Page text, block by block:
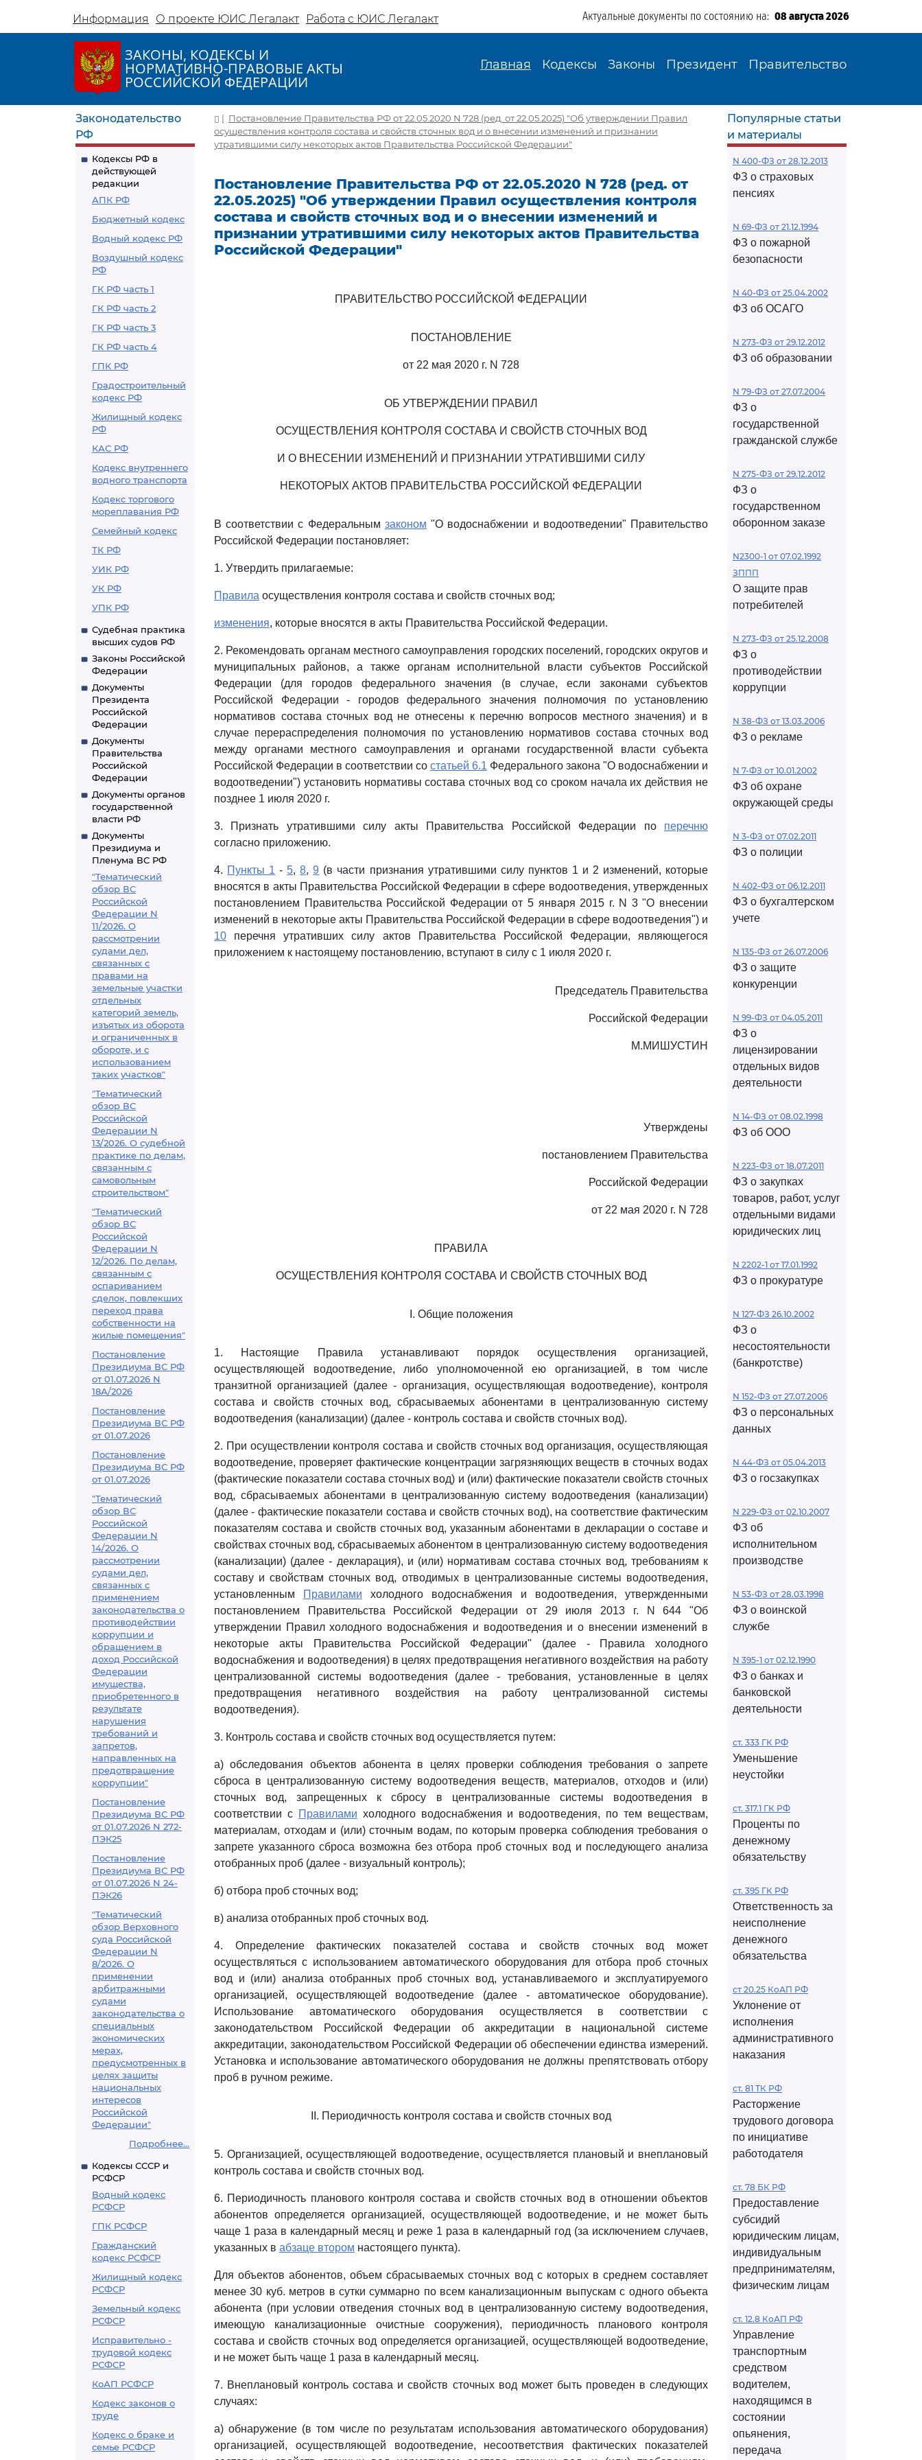
Информация О проекте ЮИС Легалакт Работа с ЮИС Легалакт Актуальные документы по состоянию на: 08 августа 2026
ЗАКОНЫ, КОДЕКСЫ И
НОРМАТИВНО-ПРАВОВЫЕ АКТЫ
РОССИЙСКОЙ ФЕДЕРАЦИИ
Главная Кодексы Законы Президент Правительство
Законодательство
РФ
Кодексы РФ в
действующей
редакции
АПК РФ
Бюджетный кодекс
Водный кодекс РФ
Воздушный кодекс
РФ
ГК РФ часть 1
ГК РФ часть 2
ГК РФ часть 3
ГК РФ часть 4
ГПК РФ
Градостроительный
кодекс РФ
Жилищный кодекс
РФ
КАС РФ
Кодекс внутреннего
водного транспорта
Кодекс торгового
мореплавания РФ
Семейный кодекс
ТК РФ
УИК РФ
УК РФ
УПК РФ
Судебная практика
высших судов РФ
Законы Российской
Федерации
Документы
Президента
Российской
Федерации
Документы
Правительства
Российской
Федерации
Документы органов
государственной
власти РФ
Документы
Президиума и
Пленума ВС РФ
"Тематический
обзор ВС
Российской
Федерации N
11/2026. О
рассмотрении
судами дел,
связанных с
правами на
земельные участки
отдельных
категорий земель,
изъятых из оборота
и ограниченных в
обороте, и с
использованием
таких участков"
"Тематический
обзор ВС
Российской
Федерации N
13/2026. О судебной
практике по делам,
связанным с
самовольным
строительством"
"Тематический
обзор ВС
Российской
Федерации N
12/2026. По делам,
связанным с
оспариванием
сделок, повлекших
переход права
собственности на
жилые помещения"
Постановление
Президиума ВС РФ
от 01.07.2026 N
18А/2026
Постановление
Президиума ВС РФ
от 01.07.2026
Постановление
Президиума ВС РФ
от 01.07.2026
"Тематический
обзор ВС
Российской
Федерации N
14/2026. О
рассмотрении
судами дел,
связанных с
применением
законодательства о
противодействии
коррупции и
обращением в
доход Российской
Федерации
имущества,
приобретенного в
результате
нарушения
требований и
запретов,
направленных на
предотвращение
коррупции"
Постановление
Президиума ВС РФ
от 01.07.2026 N 272-
ПЭК25
Постановление
Президиума ВС РФ
от 01.07.2026 N 24-
ПЭК26
"Тематический
обзор Верховного
суда Российской
Федерации N
8/2026. О
применении
арбитражными
судами
законодательства о
специальных
экономических
мерах,
предусмотренных в
целях защиты
национальных
интересов
Российской
Федерации"
Подробнее...
Кодексы СССР и
РСФСР
Водный кодекс
РСФСР
ГПК РСФСР
Гражданский
кодекс РСФСР
Жилищный кодекс
РСФСР
Земельный кодекс
РСФСР
Исправительно -
трудовой кодекс
РСФСР
КоАП РСФСР
Кодекс законов о
труде
Кодекс о браке и
семье РСФСР
| Постановление Правительства РФ от 22.05.2020 N 728 (ред. от 22.05.2025) "Об утверждении Правил
осуществления контроля состава и свойств сточных вод и о внесении изменений и признании
утратившими силу некоторых актов Правительства Российской Федерации"
Постановление Правительства РФ от 22.05.2020 N 728 (ред. от
22.05.2025) "Об утверждении Правил осуществления контроля
состава и свойств сточных вод и о внесении изменений и
признании утратившими силу некоторых актов Правительства
Российской Федерации"
ПРАВИТЕЛЬСТВО РОССИЙСКОЙ ФЕДЕРАЦИИ
ПОСТАНОВЛЕНИЕ
от 22 мая 2020 г. N 728
ОБ УТВЕРЖДЕНИИ ПРАВИЛ
ОСУЩЕСТВЛЕНИЯ КОНТРОЛЯ СОСТАВА И СВОЙСТВ СТОЧНЫХ ВОД
И О ВНЕСЕНИИ ИЗМЕНЕНИЙ И ПРИЗНАНИИ УТРАТИВШИМИ СИЛУ
НЕКОТОРЫХ АКТОВ ПРАВИТЕЛЬСТВА РОССИЙСКОЙ ФЕДЕРАЦИИ
В соответствии с Федеральным законом "О водоснабжении и водоотведении" Правительство
Российской Федерации постановляет:
1. Утвердить прилагаемые:
Правила осуществления контроля состава и свойств сточных вод;
изменения, которые вносятся в акты Правительства Российской Федерации.
2. Рекомендовать органам местного самоуправления городских поселений, городских округов и
муниципальных районов, а также органам исполнительной власти субъектов Российской
Федерации (для городов федерального значения (в случае, если законами субъектов
Российской Федерации - городов федерального значения полномочия по установлению
нормативов состава сточных вод не отнесены к перечню вопросов местного значения) и в
случае перераспределения полномочия по установлению нормативов состава сточных вод
между органами местного самоуправления и органами государственной власти субъекта
Российской Федерации в соответствии со статьей 6.1 Федерального закона "О водоснабжении и
водоотведении") установить нормативы состава сточных вод со сроком начала их действия не
позднее 1 июля 2020 г.
3. Признать утратившими силу акты Правительства Российской Федерации по перечню
согласно приложению.
4. Пункты 1 - 5,8,9 (в части признания утратившими силу пунктов 1 и 2 изменений, которые
вносятся в акты Правительства Российской Федерации в сфере водоотведения, утвержденных
постановлением Правительства Российской Федерации от 5 января 2015 г. N 3 "О внесении
изменений в некоторые акты Правительства Российской Федерации в сфере водоотведения") и
10 перечня утративших силу актов Правительства Российской Федерации, являющегося
приложением к настоящему постановлению, вступают в силу с 1 июля 2020 г.
Председатель Правительства
Российской Федерации
М.МИШУСТИН
Утверждены
постановлением Правительства
Российской Федерации
от 22 мая 2020 г. N 728
ПРАВИЛА
ОСУЩЕСТВЛЕНИЯ КОНТРОЛЯ СОСТАВА И СВОЙСТВ СТОЧНЫХ ВОД
I. Общие положения
1. Настоящие Правила устанавливают порядок осуществления организацией,
осуществляющей водоотведение, либо уполномоченной ею организацией, в том числе
транзитной организацией (далее - организация, осуществляющая водоотведение), контроля
состава и свойств сточных вод, сбрасываемых абонентами в централизованную систему
водоотведения (канализации) (далее - контроль состава и свойств сточных вод).
2. При осуществлении контроля состава и свойств сточных вод организация, осуществляющая
водоотведение, проверяет фактические концентрации загрязняющих веществ в сточных водах
(фактические показатели состава сточных вод) и (или) фактические показатели свойств сточных
вод, сбрасываемых абонентами в централизованную систему водоотведения (канализации)
(далее - фактические показатели состава и свойств сточных вод), на соответствие фактическим
показателям состава и свойств сточных вод, указанным абонентами в декларации о составе и
свойствах сточных вод, сбрасываемых абонентом в централизованную систему водоотведения
(канализации) (далее - декларация), и (или) нормативам состава сточных вод, требованиям к
составу и свойствам сточных вод, отводимых в централизованные системы водоотведения,
установленным
Правилами холодного водоснабжения и водоотведения, утвержденными
постановлением Правительства Российской Федерации от 29 июля 2013 г. N 644 "Об
утверждении Правил холодного водоснабжения и водоотведения и о внесении изменений в
некоторые акты Правительства Российской Федерации" (далее - Правила холодного
водоснабжения и водоотведения) в целях предотвращения негативного воздействия на работу
централизованной системы водоотведения (далее - требования, установленные в целях
предотвращения негативного воздействия на работу централизованной системы
водоотведения).
3. Контроль состава и свойств сточных вод осуществляется путем:
а) обследования объектов абонента в целях проверки соблюдения требования о запрете
сброса в централизованную систему водоотведения веществ, материалов, отходов и (или)
сточных вод, запрещенных к сбросу в централизованные системы водоотведения в
соответствии с Правилами холодного водоснабжения и водоотведения, по тем веществам,
материалам, отходам и (или) сточным водам, по которым проверка соблюдения требования о
запрете указанного сброса возможна без отбора проб сточных вод и последующего анализа
отобранных проб (далее - визуальный контроль);
б) отбора проб сточных вод;
в) анализа отобранных проб сточных вод.
4. Определение фактических показателей состава и свойств сточных вод может
осуществляться с использованием автоматического оборудования для отбора проб сточных
вод и (или) анализа отобранных проб сточных вод, устанавливаемого и эксплуатируемого
организацией, осуществляющей водоотведение (далее - автоматическое оборудование).
Использование автоматического оборудования осуществляется в соответствии с
законодательством Российской Федерации об аккредитации в национальной системе
аккредитации, законодательством Российской Федерации об обеспечении единства измерений.
Установка и использование автоматического оборудования не должны препятствовать отбору
проб в ручном режиме.
II. Периодичность контроля состава и свойств сточных вод
5. Организацией, осуществляющей водоотведение, осуществляется плановый и внеплановый
контроль состава и свойств сточных вод.
6. Периодичность планового контроля состава и свойств сточных вод в отношении объектов
абонентов определяется организацией, осуществляющей водоотведение, и не может быть
чаще 1 раза в календарный месяц и реже 1 раза в календарный год (за исключением случаев,
указанных в абзаце втором настоящего пункта).
Для объектов абонентов, объем сбрасываемых сточных вод с которых в среднем составляет
менее 30 куб. метров в сутки суммарно по всем канализационным выпускам с одного объекта
абонента (при условии отведения сточных вод в централизованную систему водоотведения,
имеющую канализационные очистные сооружения), периодичность планового контроля
состава и свойств сточных вод определяется организацией, осуществляющей водоотведение,
и не может быть чаще 1 раза в календарный месяц.
7. Внеплановый контроль состава и свойств сточных вод может быть проведен в следующих
случаях:
а) обнаружение (в том числе по результатам использования автоматического оборудования)
организацией, осуществляющей водоотведение, несоответствия фактических показателей
Популярные статьи
и материалы
N 400-ФЗ от 28.12.2013
ФЗ о страховых
пенсиях
N 69-ФЗ от 21.12.1994
ФЗ о пожарной
безопасности
N 40-ФЗ от 25.04.2002
ФЗ об ОСАГО
N 273-ФЗ от 29.12.2012
ФЗ об образовании
N 79-ФЗ от 27.07.2004
ФЗ о
государственной
гражданской службе
N 275-ФЗ от 29.12.2012
ФЗ о
государственном
оборонном заказе
N2300-1 от 07.02.1992
ЗППП
О защите прав
потребителей
N 273-ФЗ от 25.12.2008
ФЗ о
противодействии
коррупции
N 38-ФЗ от 13.03.2006
ФЗ о рекламе
N 7-ФЗ от 10.01.2002
ФЗ об охране
окружающей среды
N 3-ФЗ от 07.02.2011
ФЗ о полиции
N 402-ФЗ от 06.12.2011
ФЗ о бухгалтерском
учете
N 135-ФЗ от 26.07.2006
ФЗ о защите
конкуренции
N 99-ФЗ от 04.05.2011
ФЗ о
лицензировании
отдельных видов
деятельности
N 14-ФЗ от 08.02.1998
ФЗ об ООО
N 223-ФЗ от 18.07.2011
ФЗ о закупках
товаров, работ, услуг
отдельными видами
юридических лиц
N 2202-1 от 17.01.1992
ФЗ о прокуратуре
N 127-ФЗ 26.10.2002
ФЗ о
несостоятельности
(банкротстве)
N 152-ФЗ от 27.07.2006
ФЗ о персональных
данных
N 44-ФЗ от 05.04.2013
ФЗ о госзакупках
N 229-ФЗ от 02.10.2007
ФЗ об
исполнительном
производстве
N 53-ФЗ от 28.03.1998
ФЗ о воинской
службе
N 395-1 от 02.12.1990
ФЗ о банках и
банковской
деятельности
ст. 333 ГК РФ
Уменьшение
неустойки
ст. 317.1 ГК РФ
Проценты по
денежному
обязательству
ст. 395 ГК РФ
Ответственность за
неисполнение
денежного
обязательства
ст 20.25 КоАП РФ
Уклонение от
исполнения
административного
наказания
ст. 81 ТК РФ
Расторжение
трудового договора
по инициативе
работодателя
ст. 78 БК РФ
Предоставление
субсидий
юридическим лицам,
индивидуальным
предпринимателям,
физическим лицам
ст. 12.8 КоАП РФ
Управление
транспортным
средством
водителем,
находящимся в
состоянии
опьянения,
передача